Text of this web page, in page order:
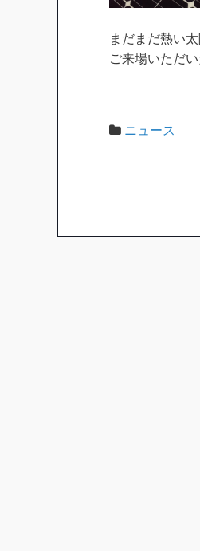
まだまだ熱い
ご来場いただ
ニュース